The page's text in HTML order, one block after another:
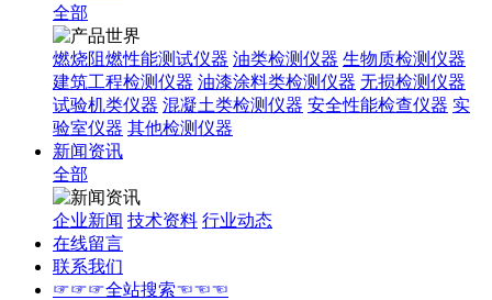
全部
燃烧阻燃性能测试仪器 油类检测仪器 生物质检测仪器
建筑工程检测仪器 油漆涂料类检测仪器 无损检测仪器
试验机类仪器 混凝土类检测仪器 安全性能检查仪器 实
验室仪器 其他检测仪器
新闻资讯
全部
企业新闻 技术资料 行业动态
在线留言
联系我们
☞☞☞全站搜索☜☜☜